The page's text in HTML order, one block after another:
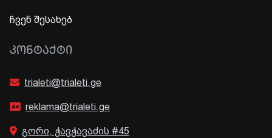
ჩვენ შესახებ
ᲙᲝᲜᲢᲐᲥᲢᲘ
trialeti@trialeti.ge
reklama@trialeti.ge
გორი, ჭავჭავაძის #45